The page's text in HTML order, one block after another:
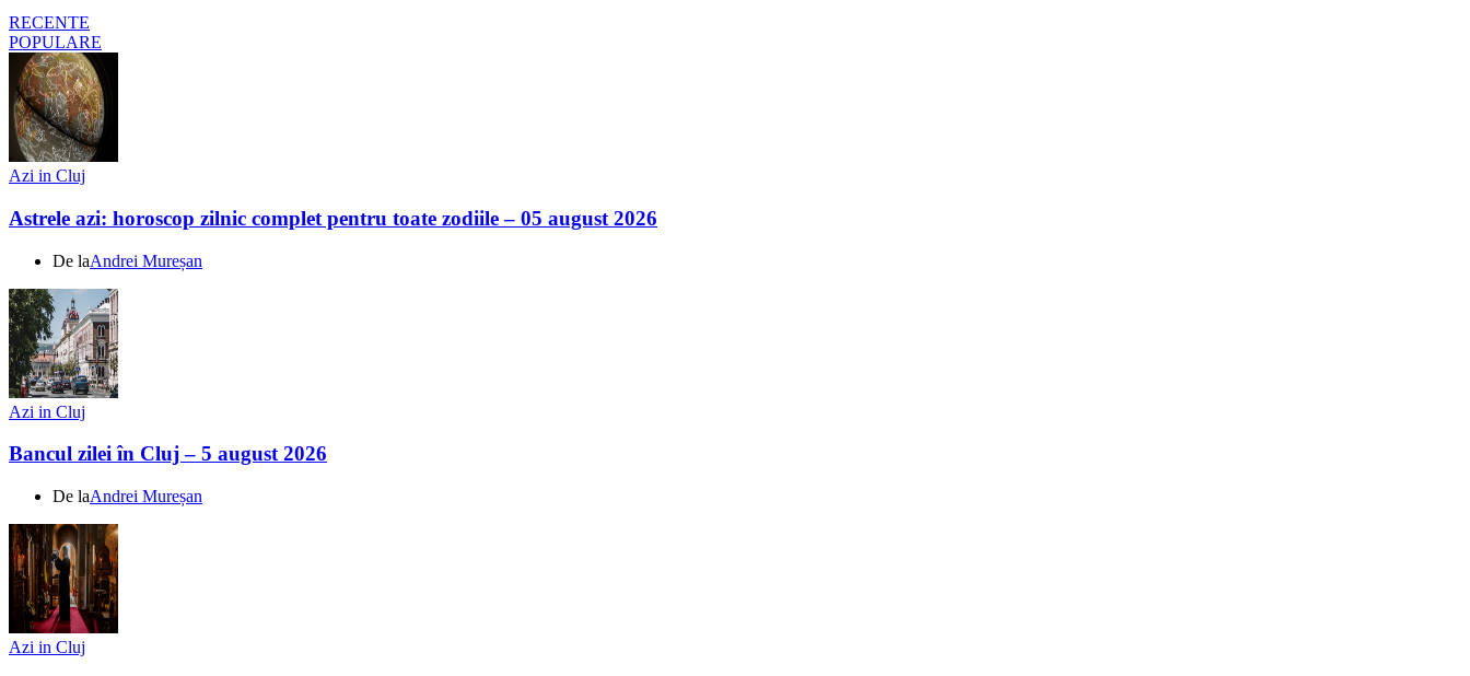
RECENTE
POPULARE
Azi in Cluj
Astrele azi: horoscop zilnic complet pentru toate zodiile – 05 august 2026
De laAndrei Mureșan
Azi in Cluj
Bancul zilei în Cluj – 5 august 2026
De laAndrei Mureșan
Azi in Cluj